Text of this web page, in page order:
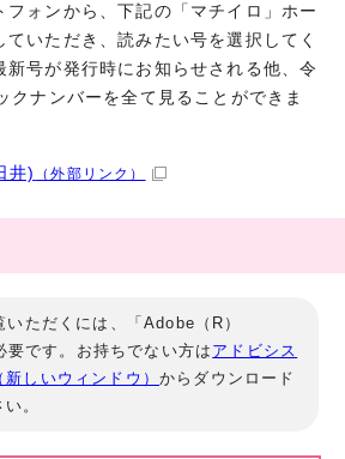
ォンから、下記の「マチイロ」ホー
ていただき、読みたい号を選択してく
新号が発行時にお知らせされる他、令
クナンバーを全て見ることができま
井) （外部リンク）
ただくには、「Adobe（R）
要です。お持ちでない方は アドビシス
新しいウィンドウ）からダウンロード
。